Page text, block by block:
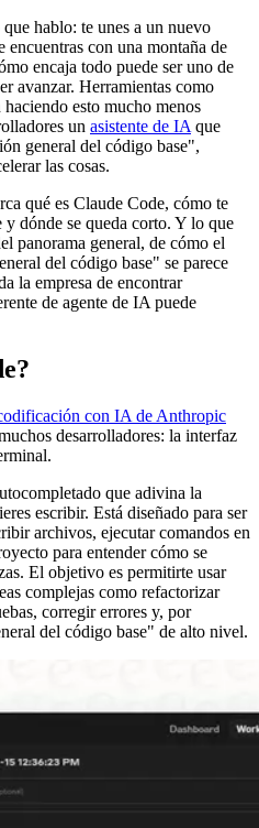
hablo: te unes a un nuevo
con una montaña de
encaja todo puede ser uno de
avanzar. Herramientas como
haciendo esto mucho menos
un asistente de IA que
general del código base",
las cosas.
qué es Claude Code, cómo te
y dónde se queda corto. Y lo que
panorama general, de cómo el
del código base" se parece
la empresa de encontrar
de agente de IA puede
con IA de Anthropic
desarrolladores: la interfaz
que adivina la
escribir. Está diseñado para ser
archivos, ejecutar comandos en
para entender cómo se
El objetivo es permitirte usar
complejas como refactorizar
corregir errores y, por
del código base" de alto nivel.